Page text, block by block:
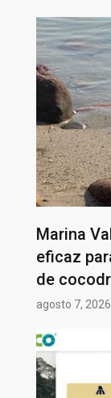
Marina
eficaz
de
agosto 7, 2026